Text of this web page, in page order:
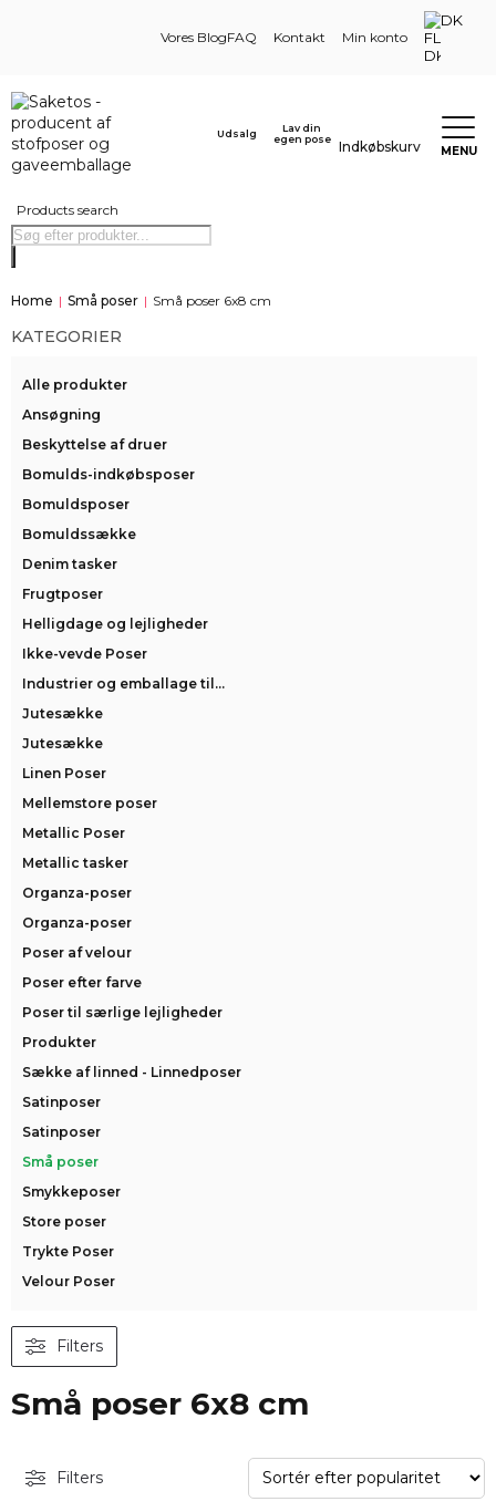
Vores BlogFAQ Kontakt Min konto
DK
Products search
Udsalg
Lav din
egen pose
Indkøbskurv MENU
Home | Små poser | Små poser 6x8 cm
KATEGORIER
Alle produkter
Ansøgning
Beskyttelse af druer
Bomulds-indkøbsposer
Bomuldsposer
Bomuldssække
Denim tasker
Frugtposer
Helligdage og lejligheder
Ikke-vevde Poser
Industrier og emballage til...
Jutesække
Jutesække
Linen Poser
Mellemstore poser
Metallic Poser
Metallic tasker
Organza-poser
Organza-poser
Poser af velour
Poser efter farve
Poser til særlige lejligheder
Produkter
Sække af linned - Linnedposer
Satinposer
Satinposer
Små poser
Smykkeposer
Store poser
Trykte Poser
Velour Poser
Filters
Små poser 6x8 cm
Filters